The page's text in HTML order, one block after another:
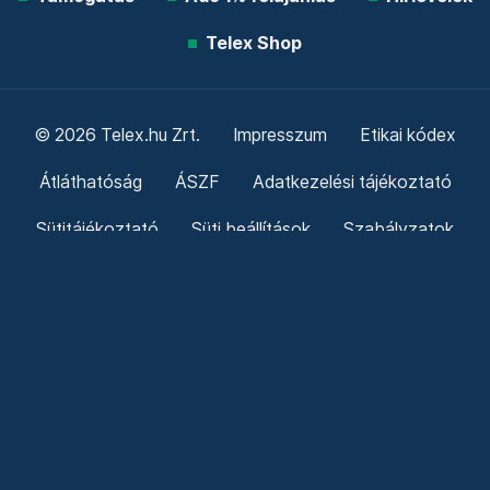
Telex Shop
© 2026 Telex.hu Zrt. Impresszum Etikai kódex
Átláthatóság ÁSZF Adatkezelési tájékoztató
Sütitájékoztató Süti beállítások Szabályzatok